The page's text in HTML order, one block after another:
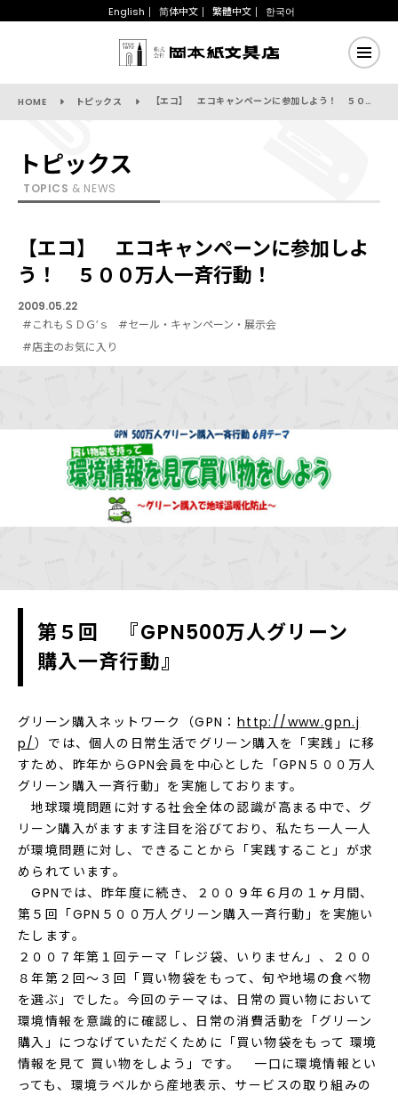
English 简体中文 繁體中文 한국어
HOME トピックス 【エコ】 エコキャンペーンに参加しよう！ ５００万人一斉行動！
トピックス
TOPICS & NEWS
【エコ】 エコキャンペーンに参加しよ
う！ ５００万人一斉行動！
2009.05.22
#これもＳＤＧ’ｓ
#セール・キャンペーン・展示会
#店主のお気に入り
第５回 『GPN500万人グリーン
購入一斉行動』
グリーン購入ネットワーク（GPN： http://www.gpn.j
p/）では、個人の日常生活でグリーン購入を「実践」に移
すため、昨年からGPN会員を中心とした「GPN５００万人
グリーン購入一斉行動」を実施しております。
地球環境問題に対する社会全体の認識が高まる中で、グ
リーン購入がますます注目を浴びており、私たち一人一人
が環境問題に対し、できることから「実践すること」が求
められています。
GPNでは、昨年度に続き、２００９年６月の１ヶ月間、
第５回「GPN５００万人グリーン購入一斉行動」を実施い
たします。
２００７年第１回テーマ「レジ袋、いりません」、２００
８年第２回～３回「買い物袋をもって、旬や地場の食べ物
を選ぶ」でした。今回のテーマは、日常の買い物において
環境情報を意識的に確認し、日常の消費活動を「グリーン
購入」につなげていただくために「買い物袋をもって 環境
情報を見て 買い物をしよう」です。 一口に環境情報とい
っても、環境ラベルから産地表示、サービスの取り組みの